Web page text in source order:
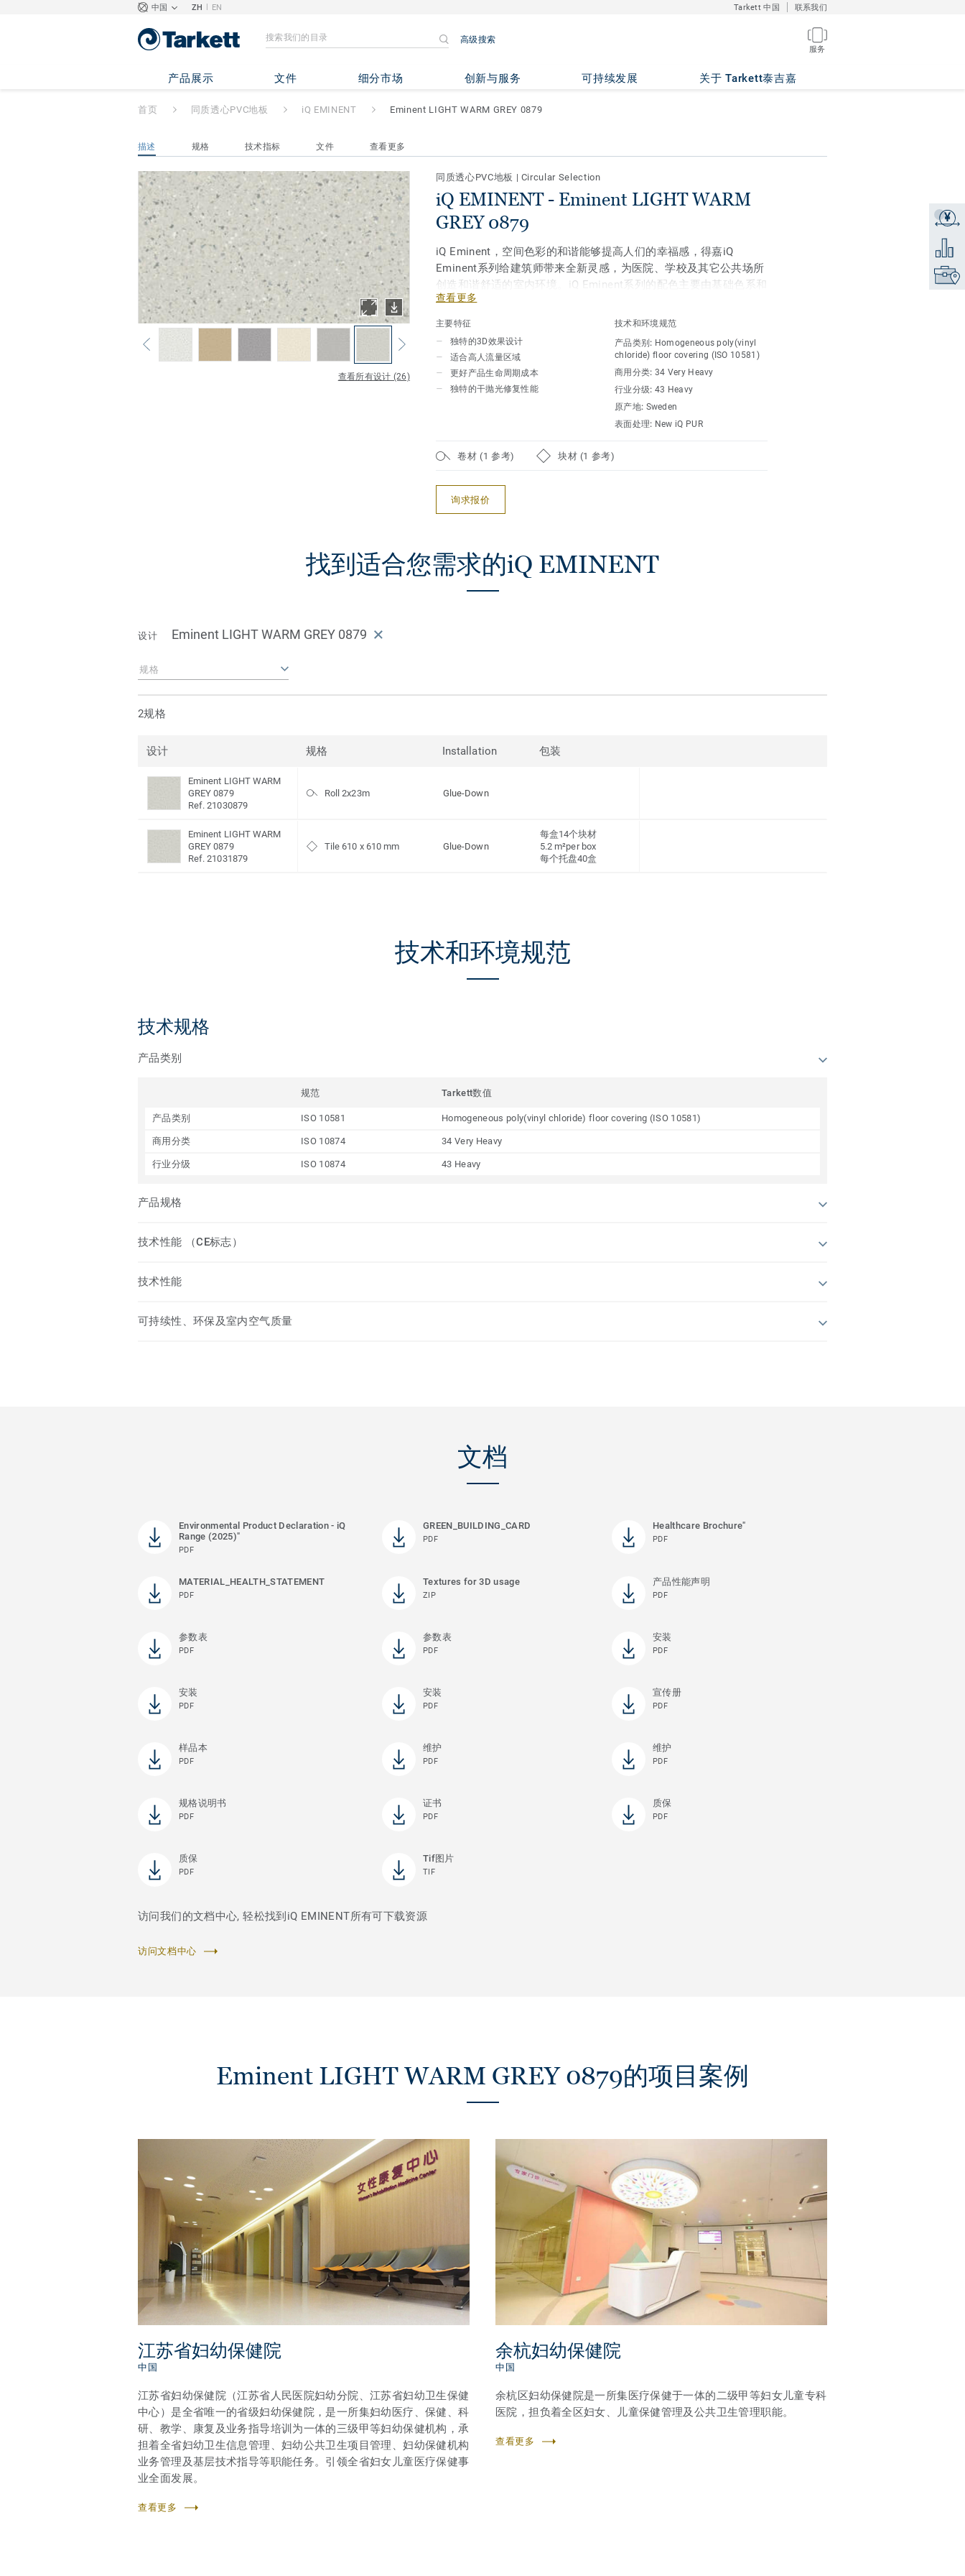
中国 ZH | EN Tarkett 中国 联系我们
高级搜索
服务
产品展示 文件 细分市场 创新与服务 可持续发展 关于 Tarkett泰吉嘉
iQ EMINENT - Eminent LIGHT WARM GREY 0879
¥
获取报
添加到
找到销
首页 同质透心PVC地板 iQ EMINENT Eminent LIGHT WARM GREY 0879
描述 规格 技术指标 文件 查看更多
查看所有设计 (26)
同质透心PVC地板 | Circular Selection
iQ EMINENT - Eminent LIGHT WARM
GREY 0879
iQ Eminent，空间色彩的和谐能够提高人们的幸福感，得嘉iQ
Eminent系列给建筑师带来全新灵感，为医院、学校及其它公共场所
创造和谐舒适的室内环境。iQ Eminent系列的配色主要由基础色系和
中性色系构成，混合自然灰和自然裸色，创造出无方向性的3D效
果。不论是需要人流导向性的走廊，还是需要宁静氛围的独立房间，
亦或是需要对比的分隔空间，iQ Eminent都能为客户创造明快和谐的
地面解决方案。iQ Eminent不仅拥有iQ系列优异的产品性能，也能够
创造出提高用户幸福感的具有美感的空间体验。
查看更多
主要特征
独特的3D效果设计
适合高人流量区域
更好产品生命周期成本
独特的干抛光修复性能
技术和环境规范
产品类别: Homogeneous poly(vinyl
chloride) floor covering (ISO 10581)
商用分类: 34 Very Heavy
行业分级: 43 Heavy
原产地: Sweden
表面处理: New iQ PUR
卷材 (1 参考) 块材 (1 参考)
询求报价
找到适合您需求的iQ EMINENT
设计 Eminent LIGHT WARM GREY 0879
规格
2规格
设计 规格 Installation 包装
Eminent LIGHT WARM
GREY 0879
Ref. 21030879
Roll 2x23m Glue-Down
Eminent LIGHT WARM
GREY 0879
Ref. 21031879
Tile 610 x 610 mm Glue-Down
每盒14个块材
5.2 m²per box
每个托盘40盒
技术和环境规范
技术规格
产品类别
规范 Tarkett数值
产品类别 ISO 10581 Homogeneous poly(vinyl chloride) floor covering (ISO 10581)
商用分类 ISO 10874 34 Very Heavy
行业分级 ISO 10874 43 Heavy
产品规格
技术性能 （CE标志）
技术性能
可持续性、环保及室内空气质量
文档
Environmental Product Declaration - iQ
Range (2025)"
PDF
GREEN_BUILDING_CARD
PDF
Healthcare Brochure"
PDF
MATERIAL_HEALTH_STATEMENT
PDF
Textures for 3D usage
ZIP
产品性能声明
PDF
参数表
PDF
参数表
PDF
安装
PDF
安装
PDF
安装
PDF
宣传册
PDF
样品本
PDF
维护
PDF
维护
PDF
规格说明书
PDF
证书
PDF
质保
PDF
质保
PDF
Tif图片
TIF
访问我们的文档中心, 轻松找到iQ EMINENT所有可下载资源
访问文档中心
Eminent LIGHT WARM GREY 0879的项目案例
江苏省妇幼保健院
中国
江苏省妇幼保健院（江苏省人民医院妇幼分院、江苏省妇幼卫生保健
中心）是全省唯一的省级妇幼保健院，是一所集妇幼医疗、保健、科
研、教学、康复及业务指导培训为一体的三级甲等妇幼保健机构，承
担着全省妇幼卫生信息管理、妇幼公共卫生项目管理、妇幼保健机构
业务管理及基层技术指导等职能任务。引领全省妇女儿童医疗保健事
业全面发展。
查看更多
余杭妇幼保健院
中国
余杭区妇幼保健院是一所集医疗保健于一体的二级甲等妇女儿童专科
医院，担负着全区妇女、儿童保健管理及公共卫生管理职能。
查看更多